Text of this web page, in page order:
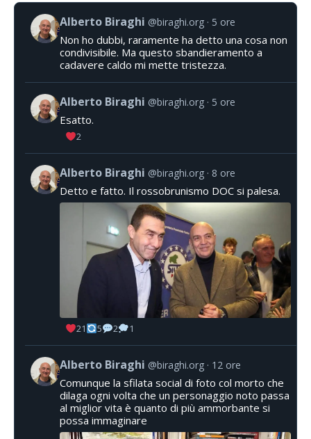
Alberto Biraghi @biraghi.org 5 ore
Non ho dubbi, raramente ha detto una cosa non
condivisibile. Ma questo sbandieramento a
cadavere caldo mi mette tristezza.
Alberto Biraghi @biraghi.org 5 ore
Esatto.
2
Alberto Biraghi @biraghi.org 8 ore
Detto e fatto. Il rossobrunismo DOC si palesa.
21 5 2 1
Alberto Biraghi @biraghi.org 12 ore
Comunque la sfilata social di foto col morto che
dilaga ogni volta che un personaggio noto passa
al miglior vita è quanto di più ammorbante si
possa immaginare